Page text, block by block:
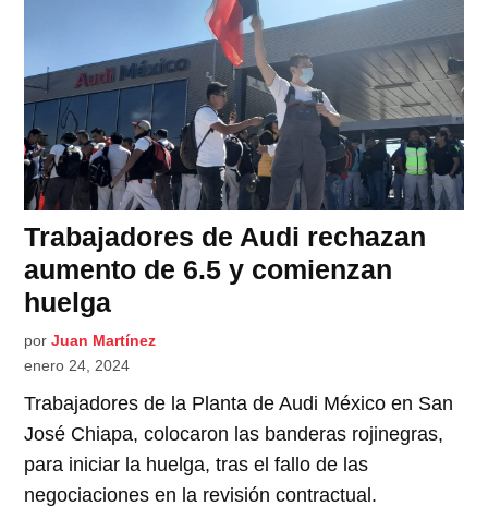
Trabajadores de Audi rechazan
aumento de 6.5 y comienzan
huelga
por Juan Martínez
enero 24, 2024
Trabajadores de la Planta de Audi México en San
José Chiapa, colocaron las banderas rojinegras,
para iniciar la huelga, tras el fallo de las
negociaciones en la revisión contractual.